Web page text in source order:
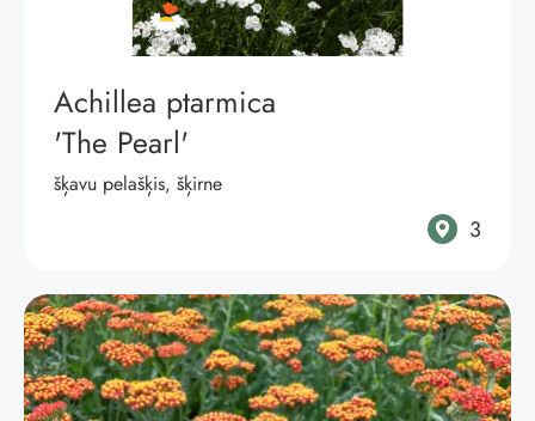
Achillea ptarmica
'The Pearl'
šķavu pelašķis, šķirne
3